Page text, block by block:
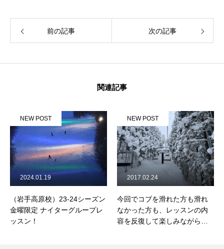
前の記事 次の記事
関連記事
NEW POST
（岩手高原校）23-24シーズン
金曜限定 ナイターグループレ
ッスン！
2024.01.19
NEW POST
今回でコブを滑れた方も滑れ
なかった方も、レッスンの内
容を反復して楽しみながら練
2017.02.24